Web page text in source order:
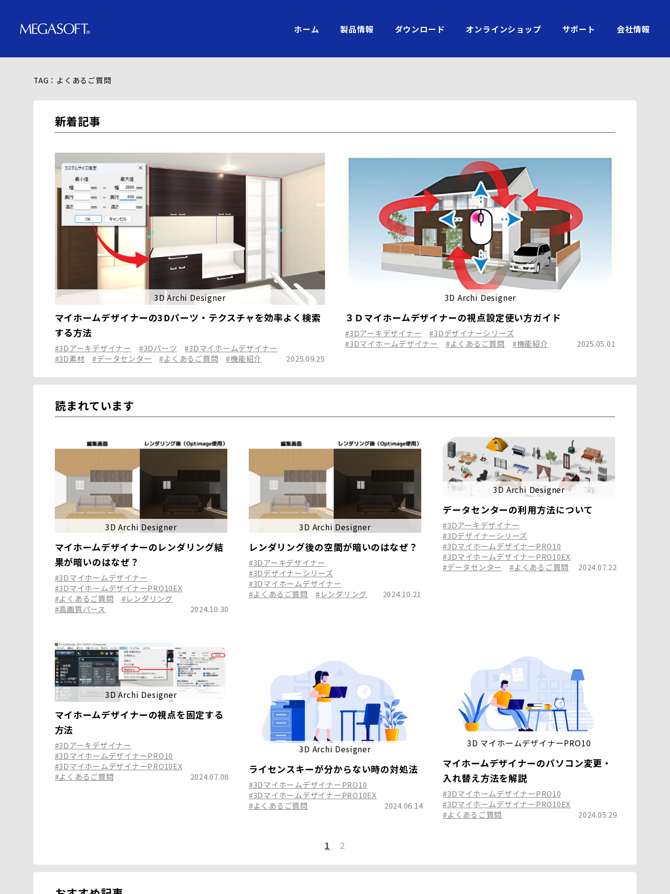
ホーム 製品情報 ダウンロード オンラインショップ サポート 会社情報
TAG：よくあるご質問
新着記事
3D Archi Designer
マイホームデザイナーの3Dパーツ・テクスチャを効率よく検索
する方法
#3Dアーキデザイナー #3Dパーツ
#3Dマイホームデザイナー
#3D素材
#データセンター #よくあるご質問 #機能紹介 2025.09.25
3D Archi Designer
３Ｄマイホームデザイナーの視点設定使い方ガイド
#3Dアーキデザイナー
#3Dデザイナーシリーズ
#3Dマイホームデザイナー
#よくあるご質問 #機能紹介 2025.05.01
読まれています
3D Archi Designer
マイホームデザイナーのレンダリング結
果が暗いのはなぜ？
#3Dマイホームデザイナー
#3DマイホームデザイナーPRO10EX
#よくあるご質問
#レンダリング
#高画質パース
2024.10.30
3D Archi Designer
レンダリング後の空間が暗いのはなぜ？
#3Dアーキデザイナー
#3Dデザイナーシリーズ
#3Dマイホームデザイナー
#よくあるご質問
#レンダリング 2024.10.21
3D Archi Designer
データセンターの利用方法について
#3Dアーキデザイナー
#3Dデザイナーシリーズ
#3DマイホームデザイナーPRO10
#3DマイホームデザイナーPRO10EX
#データセンター
#よくあるご質問 2024.07.22
3D Archi Designer
マイホームデザイナーの視点を固定する
方法
#3Dアーキデザイナー
#3DマイホームデザイナーPRO10
#3DマイホームデザイナーPRO10EX
#よくあるご質問
2024.07.08
3D Archi Designer
ライセンスキーが分からない時の対処法
#3DマイホームデザイナーPRO10
#3DマイホームデザイナーPRO10EX
#よくあるご質問
2024.06.14
3D マイホームデザイナーPRO10
マイホームデザイナーのパソコン変更・
入れ替え方法を解説
#3DマイホームデザイナーPRO10
#3DマイホームデザイナーPRO10EX
#よくあるご質問
2024.05.29
1 2